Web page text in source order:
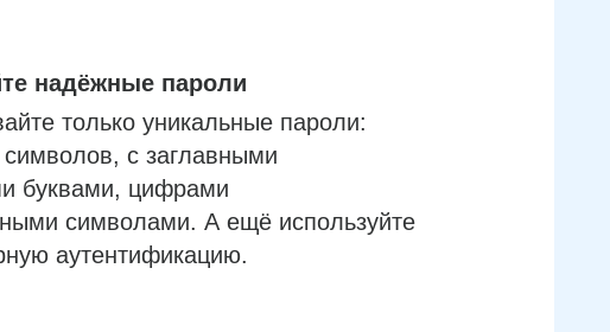
надёжные пароли
только уникальные пароли:
с заглавными
буквами, цифрами
символами. А ещё используйте
аутентификацию.